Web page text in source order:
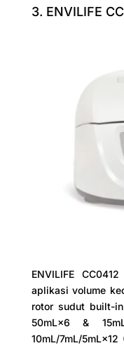
3. ENVILIFE
ENVILIFE
aplikasi volume
rotor sudut built-
50mL×6 &
10mL/7mL/